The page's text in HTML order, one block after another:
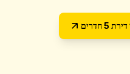
5 חדרים